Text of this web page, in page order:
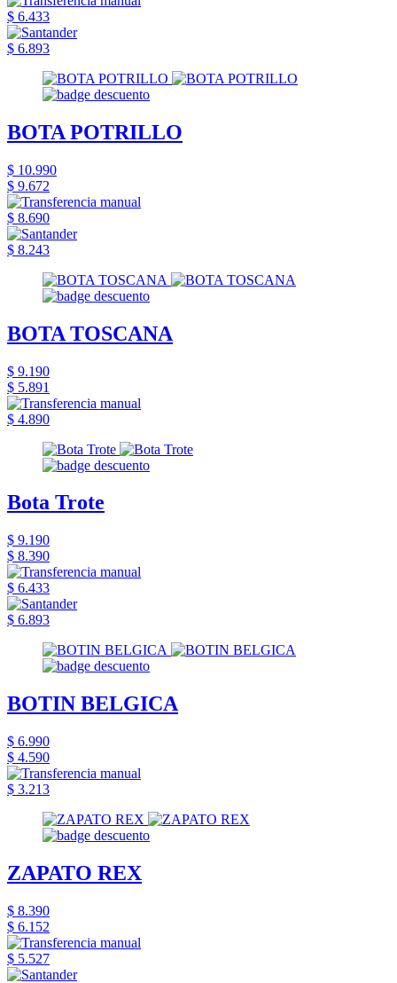
$ 6.433
$ 6.893
BOTA POTRILLO
$ 10.990
$ 9.672
$ 8.690
$ 8.243
BOTA TOSCANA
$ 9.190
$ 5.891
$ 4.890
Bota Trote
$ 9.190
$ 8.390
$ 6.433
$ 6.893
BOTIN BELGICA
$ 6.990
$ 4.590
$ 3.213
ZAPATO REX
$ 8.390
$ 6.152
$ 5.527